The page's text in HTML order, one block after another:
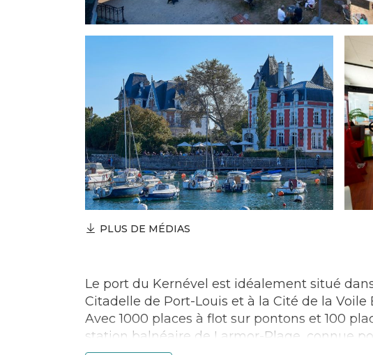
PLUS DE MÉDIAS
Le port du Kernével est idéalement situé
Citadelle de Port-Louis et à la Cité de la Voile
Avec 1000 places à flot sur pontons et 100
station balnéaire de Larmor-Plage, connue